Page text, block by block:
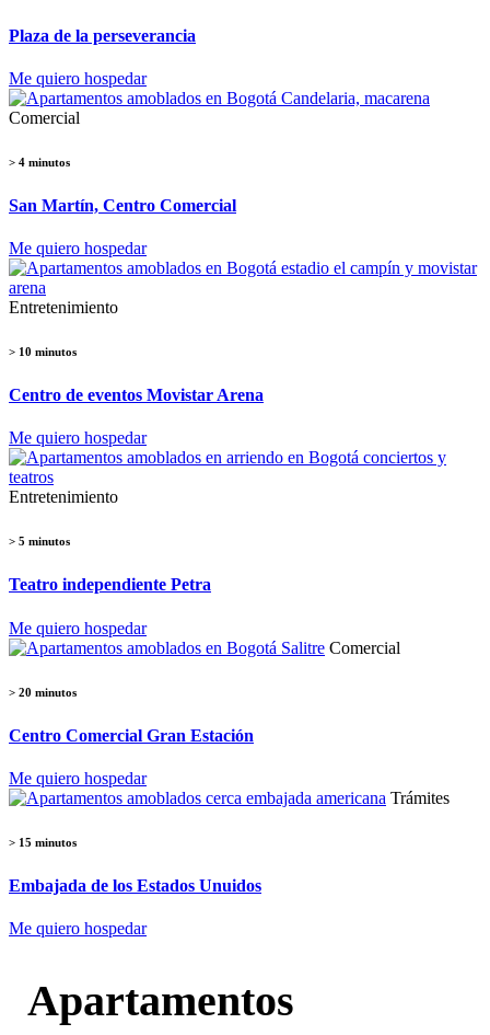
Plaza de la perseverancia
Me quiero hospedar
Comercial
> 4 minutos
San Martín, Centro Comercial
Me quiero hospedar
Entretenimiento
> 10 minutos
Centro de eventos Movistar Arena
Me quiero hospedar
Entretenimiento
> 5 minutos
Teatro independiente Petra
Me quiero hospedar
Comercial
> 20 minutos
Centro Comercial Gran Estación
Me quiero hospedar
Trámites
> 15 minutos
Embajada de los Estados Unuidos
Me quiero hospedar
Apartamentos